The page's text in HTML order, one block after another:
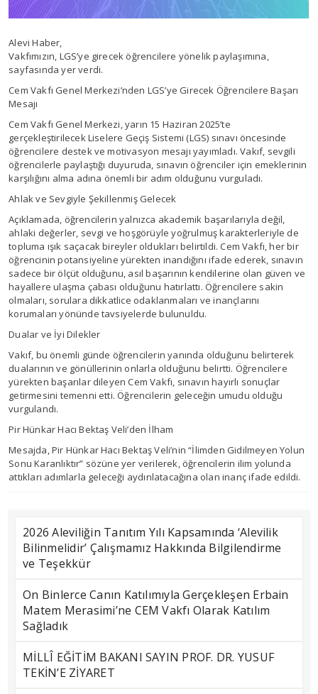
Alevi Haber,
Vakfımızın, LGS’ye girecek öğrencilere yönelik paylaşımına,
sayfasında yer verdi.
Cem Vakfı Genel Merkezi’nden LGS’ye Girecek Öğrencilere Başarı
Mesajı
Cem Vakfı Genel Merkezi, yarın 15 Haziran 2025’te
gerçekleştirilecek Liselere Geçiş Sistemi (LGS) sınavı öncesinde
öğrencilere destek ve motivasyon mesajı yayımladı. Vakıf, sevgili
öğrencilerle paylaştığı duyuruda, sınavın öğrenciler için emeklerinin
karşılığını alma adına önemli bir adım olduğunu vurguladı.
Ahlak ve Sevgiyle Şekillenmiş Gelecek
Açıklamada, öğrencilerin yalnızca akademik başarılarıyla değil,
ahlaki değerler, sevgi ve hoşgörüyle yoğrulmuş karakterleriyle de
topluma ışık saçacak bireyler oldukları belirtildi. Cem Vakfı, her bir
öğrencinin potansiyeline yürekten inandığını ifade ederek, sınavın
sadece bir ölçüt olduğunu, asıl başarının kendilerine olan güven ve
hayallere ulaşma çabası olduğunu hatırlattı. Öğrencilere sakin
olmaları, sorulara dikkatlice odaklanmaları ve inançlarını
korumaları yönünde tavsiyelerde bulunuldu.
Dualar ve İyi Dilekler
Vakıf, bu önemli günde öğrencilerin yanında olduğunu belirterek
dualarının ve gönüllerinin onlarla olduğunu belirtti. Öğrencilere
yürekten başarılar dileyen Cem Vakfı, sınavın hayırlı sonuçlar
getirmesini temenni etti. Öğrencilerin geleceğin umudu olduğu
vurgulandı.
Pir Hünkar Hacı Bektaş Veli’den İlham
Mesajda, Pir Hünkar Hacı Bektaş Veli’nin “İlimden Gidilmeyen Yolun
Sonu Karanlıktır” sözüne yer verilerek, öğrencilerin ilim yolunda
attıkları adımlarla geleceği aydınlatacağına olan inanç ifade edildi.
2026 Aleviliğin Tanıtım Yılı Kapsamında ‘Alevilik
Bilinmelidir’ Çalışmamız Hakkında Bilgilendirme
ve Teşekkür
On Binlerce Canın Katılımıyla Gerçekleşen Erbain
Matem Merasimi’ne CEM Vakfı Olarak Katılım
Sağladık
MİLLÎ EĞİTİM BAKANI SAYIN PROF. DR. YUSUF
TEKİN’E ZİYARET